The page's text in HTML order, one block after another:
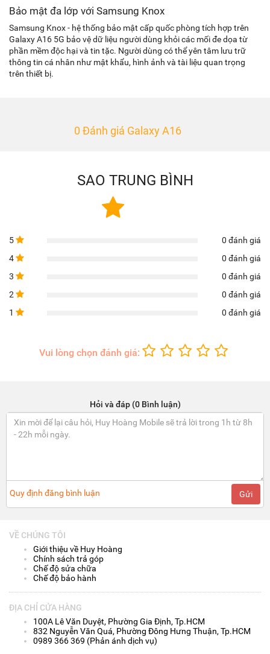
Bảo mật đa lớp với Samsung Knox
Samsung Knox - hệ thống bảo mật cấp quốc phòng tích hợp trên
Galaxy A16 5G bảo vệ dữ liệu người dùng khỏi các mối đe dọa từ
phần mềm độc hại và tin tặc. Người dùng có thể yên tâm lưu trữ
thông tin cá nhân như mật khẩu, hình ảnh và tài liệu quan trọng
trên thiết bị.
0 Đánh giá Galaxy A16
SAO TRUNG BÌNH
5
0 đánh giá
4
0 đánh giá
3
0 đánh giá
2
0 đánh giá
1
0 đánh giá
Vui lòng chọn đánh giá:
Hỏi và đáp (0 Bình luận)
Quy định đăng bình luận Gửi
VỀ CHÚNG TÔI
Giới thiệu về Huy Hoàng
Chính sách trả góp
Chế độ sửa chữa
Chế độ bảo hành
ĐỊA CHỈ CỬA HÀNG
100A Lê Văn Duyệt, Phường Gia Định, Tp.HCM
832 Nguyễn Văn Quá, Phường Đông Hưng Thuận, Tp.HCM
0989 366 369 (Phản ánh dịch vụ)